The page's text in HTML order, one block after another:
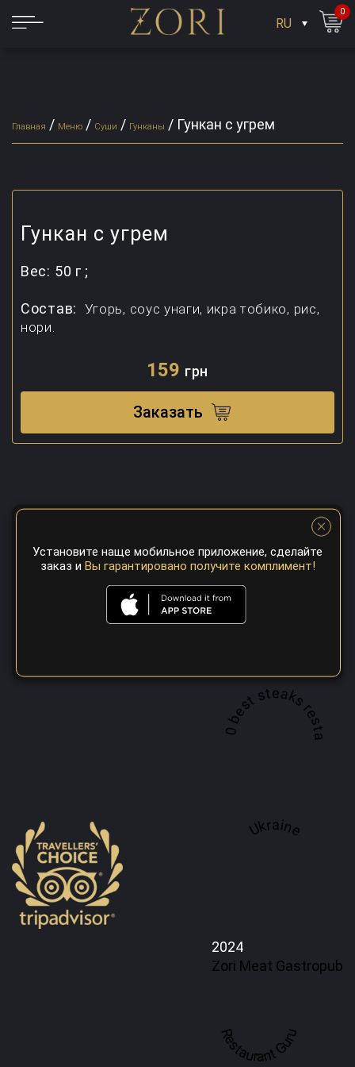
RU
0
Главная / Меню / Суши / Гунканы / Гункан с угрем
Гункан с угрем
Вес: 50 г ;
Состав: Угорь, соус унаги, икра тобико, рис,
нори.
159 грн
Заказать
A top 100 best steaks restaurant in
Ukraine
2024
Zori Meat Gastropub
Restaurant Guru
Установите наще мобильное приложение, сделайте
заказ и Вы гарантировано получите комплимент!